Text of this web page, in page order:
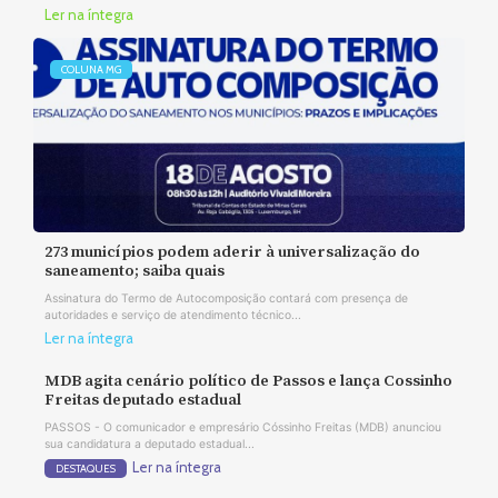
Ler na íntegra
COLUNA MG
273 municípios podem aderir à universalização do
saneamento; saiba quais
Assinatura do Termo de Autocomposição contará com presença de
autoridades e serviço de atendimento técnico...
Ler na íntegra
MDB agita cenário político de Passos e lança Cossinho
Freitas deputado estadual
PASSOS - O comunicador e empresário Cóssinho Freitas (MDB) anunciou
sua candidatura a deputado estadual...
DESTAQUES Ler na íntegra